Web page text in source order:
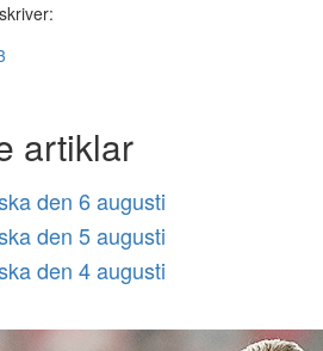
skriver:
artiklar
den 6 augusti
den 5 augusti
den 4 augusti